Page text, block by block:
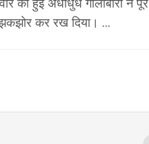
कर रख दिया। ...